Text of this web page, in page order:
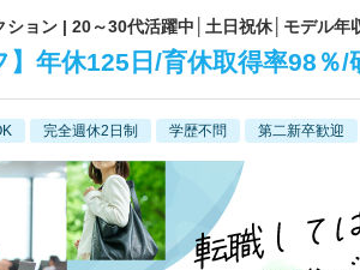
ョン | 20～30代活躍中│土日祝休│モデル年
年休125日/育休取得率98％/
完全週休2日制 学歴不問 第二新卒歓迎